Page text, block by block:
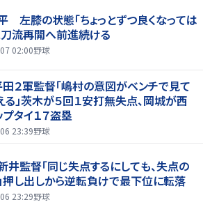
左膝の状態「ちょっとずつ良くなっては
刀流再開へ前進続ける
02:00野球
田２軍監督「嶋村の意図がベンチで見て
る」茨木が５回１安打無失点、岡城が西
タイ１７盗塁
23:39野球
新井監督「同じ失点するにしても、失点の
押し出しから逆転負けで最下位に転落
23:29野球